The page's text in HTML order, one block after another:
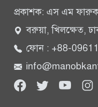
প্রকাশক: এস এম
বরুয়া, খিলক্ষেত,
ফোন : +88-